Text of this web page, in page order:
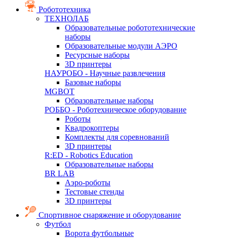
Робототехника
ТЕХНОЛАБ
Образовательные робототехнические
наборы
Образовательные модули АЭРО
Ресурсные наборы
3D принтеры
НАУРОБО - Научные развлечения
Базовые наборы
MGBOT
Образовательные наборы
РОББО - Роботехническое оборудование
Роботы
Квадрокоптеры
Комплекты для соревнований
3D принтеры
R:ED - Robotics Education
Образовательные наборы
BR LAB
Аэро-роботы
Тестовые стенды
3D принтеры
Спортивное снаряжение и оборудование
Футбол
Ворота футбольные